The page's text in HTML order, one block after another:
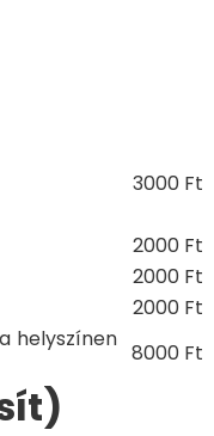
3000 Ft
2000 Ft
2000 Ft
2000 Ft
helyszínen
8000 Ft